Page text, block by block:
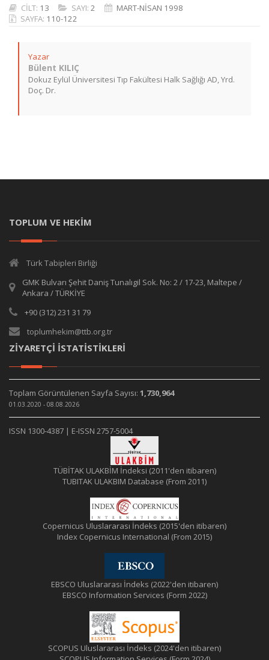
CİLT: 13 SAYI: 2
MART-NİSAN 1998
SAYFA: 110-122
Yazar
Bülent KILIÇ
Dokuz Eylül Üniversitesi Tıp Fakültesi Halk Sağlığı AD, Yrd.
Doç. Dr.
TOPLUM VE HEKİM
Türk Tabipleri Birliği
GMK Bulvarı Şehit Daniş Tunalıgil Sok. No: 2 / 17-23, Maltepe /
Ankara / TÜRKİYE
+90 (312) 231 31 79
toplumhekim@ttb.org.tr
ZİYARETÇİ İSTATİSTİKLERİ
Toplam Görüntülenen Sayfa Sayısı: 1,730,964
01.03.2020 - 08.08.2026
ISSN 1300-4387 | E-ISSN 2757-5004
TÜBİTAK ULAKBİM İndeksi (2011'den itibaren)
TUBITAK ULAKBIM Database (From 2011)
Copernicus Uluslararası İndeks (2015'den itibaren)
Index Copernicus International (From 2015)
EBSCO Uluslararası İndeks (2022'den itibaren)
EBSCO Information Services (Form 2022)
SCOPUS Uluslararası İndeks (2024'den itibaren)